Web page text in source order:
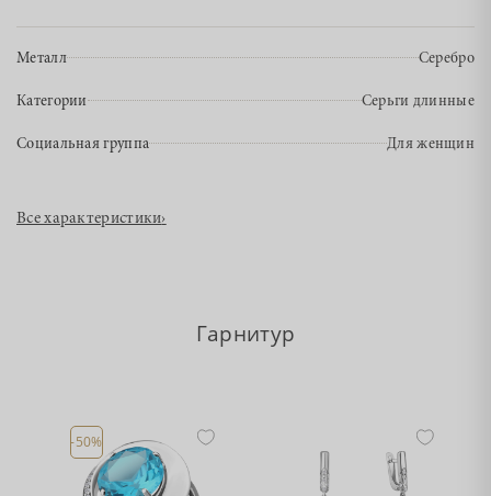
Металл Серебро
Категории Серьги длинные
Социальная группа Для женщин
Все характеристики›
Гарнитур
-50%